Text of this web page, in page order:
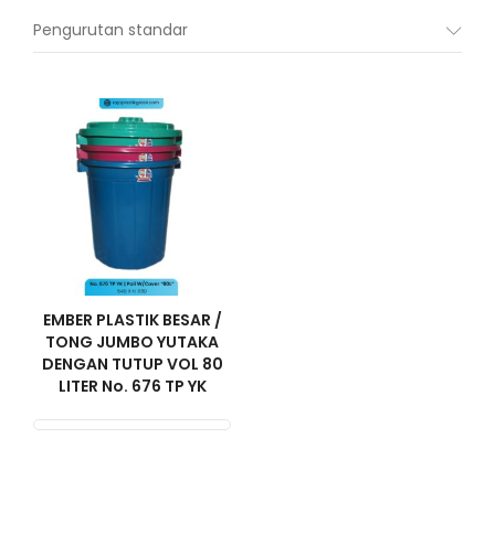
Pengurutan standar
EMBER PLASTIK BESAR /
TONG JUMBO YUTAKA
DENGAN TUTUP VOL 80
LITER No. 676 TP YK